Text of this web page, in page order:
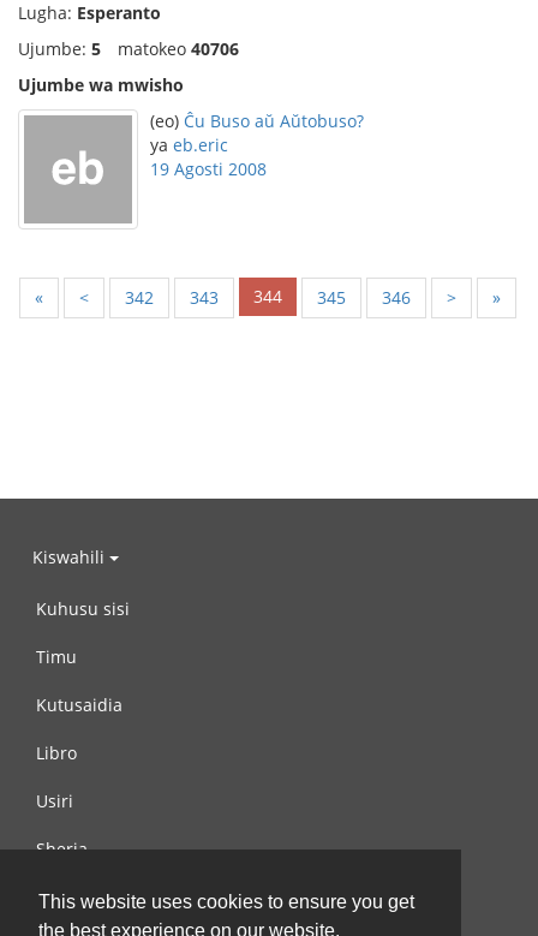
This website uses cookies to ensure you get
the best experience on our website.
Lugha: Esperanto
Ujumbe: 5 matokeo 40706
Ujumbe wa mwisho
(eo) Ĉu Buso aŭ Aŭtobuso?
ya eb.eric
19 Agosti 2008
« < 342 343 344 345 346 > »
Kiswahili
Kuhusu sisi
Timu
Kutusaidia
Libro
Usiri
Sheria
Wasiliana na si